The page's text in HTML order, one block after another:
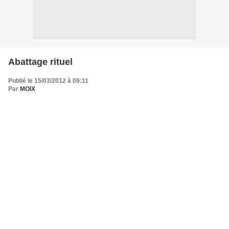
Abattage rituel
Publié le 15/03/2012 à 09:11
Par MOIX